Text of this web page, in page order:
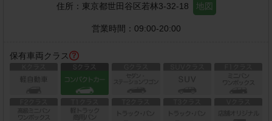
住所： 東京都世田谷区若林3-32-18 地図
営業時間： 09:00-20:00
保有車両クラス